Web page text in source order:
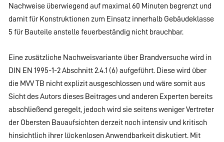
Nachweise überwiegend auf maximal 60 Minuten begrenzt und
damit für Konstruktionen zum Einsatz innerhalb Gebäudeklasse
5 für Bauteile anstelle feuerbeständig nicht brauchbar.
Eine zusätzliche Nachweisvariante über Brandversuche wird in
DIN EN 1995-1-2 Abschnitt 2.4.1 (6) aufgeführt. Diese wird über
die MVV TB nicht explizit ausgeschlossen und wäre somit aus
Sicht des Autors dieses Beitrages und anderen Experten bereits
abschließend geregelt, jedoch wird sie seitens weniger Vertreter
der Obersten Bauaufsichten derzeit noch intensiv und kritisch
hinsichtlich ihrer lückenlosen Anwendbarkeit diskutiert. Mit